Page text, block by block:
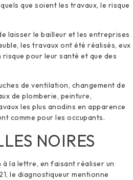
que soient les travaux, le risque
laisser le bailleur et les entreprises
les travaux ont été réalisés, eux
pour leur santé et que des
de ventilation, changement de
de plomberie, peinture,
les plus anodins en apparence
comme pour les occupants.
NOIRES
à la lettre, en faisant réaliser un
le diagnostiqueur mentionne